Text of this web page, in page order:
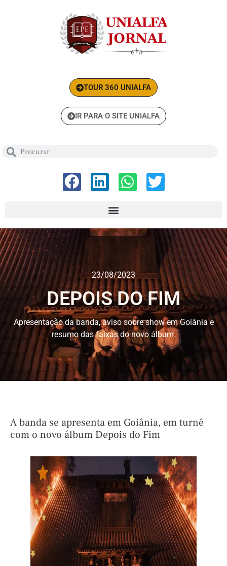
TOUR 360 UNIALFA
IR PARA O SITE UNIALFA
23/08/2023
DEPOIS DO FIM
Apresentação da banda, aviso sobre show em Goiânia e
resumo das faixas do novo álbum.
A banda se apresenta em Goiânia, em turnê
com o novo álbum Depois do Fim